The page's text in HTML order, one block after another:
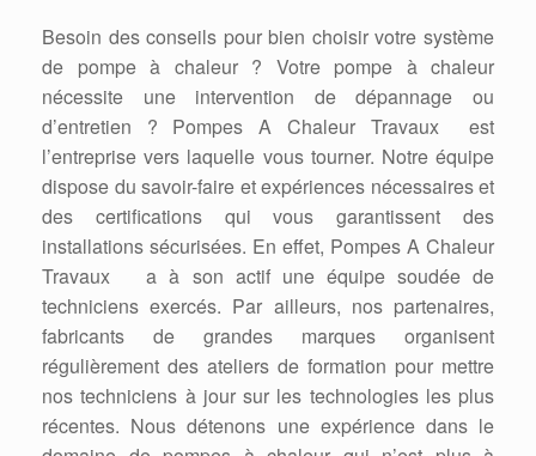
Besoin des conseils pour bien choisir votre système
de pompe à chaleur ? Votre pompe à chaleur
nécessite une intervention de dépannage ou
d’entretien ? Pompes A Chaleur Travaux est
l’entreprise vers laquelle vous tourner. Notre équipe
dispose du savoir-faire et expériences nécessaires et
des certifications qui vous garantissent des
installations sécurisées. En effet, Pompes A Chaleur
Travaux a à son actif une équipe soudée de
techniciens exercés. Par ailleurs, nos partenaires,
fabricants de grandes marques organisent
régulièrement des ateliers de formation pour mettre
nos techniciens à jour sur les technologies les plus
récentes. Nous détenons une expérience dans le